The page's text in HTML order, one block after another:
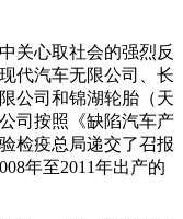
心取社会的强烈反
代汽车无限公司、长
公司和锦湖轮胎（天
司按照《缺陷汽车产
检疫总局递交了召报
年至2011年出产的